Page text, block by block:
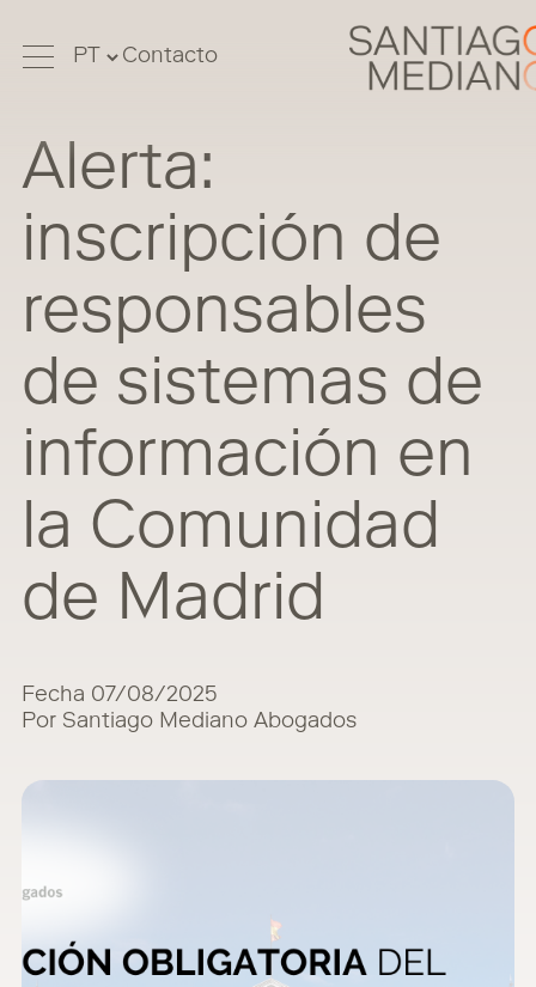
Contacto
Alerta:
inscripción de
responsables
de sistemas de
información en
la Comunidad
de Madrid
Fecha 07/08/2025
Por Santiago Mediano Abogados